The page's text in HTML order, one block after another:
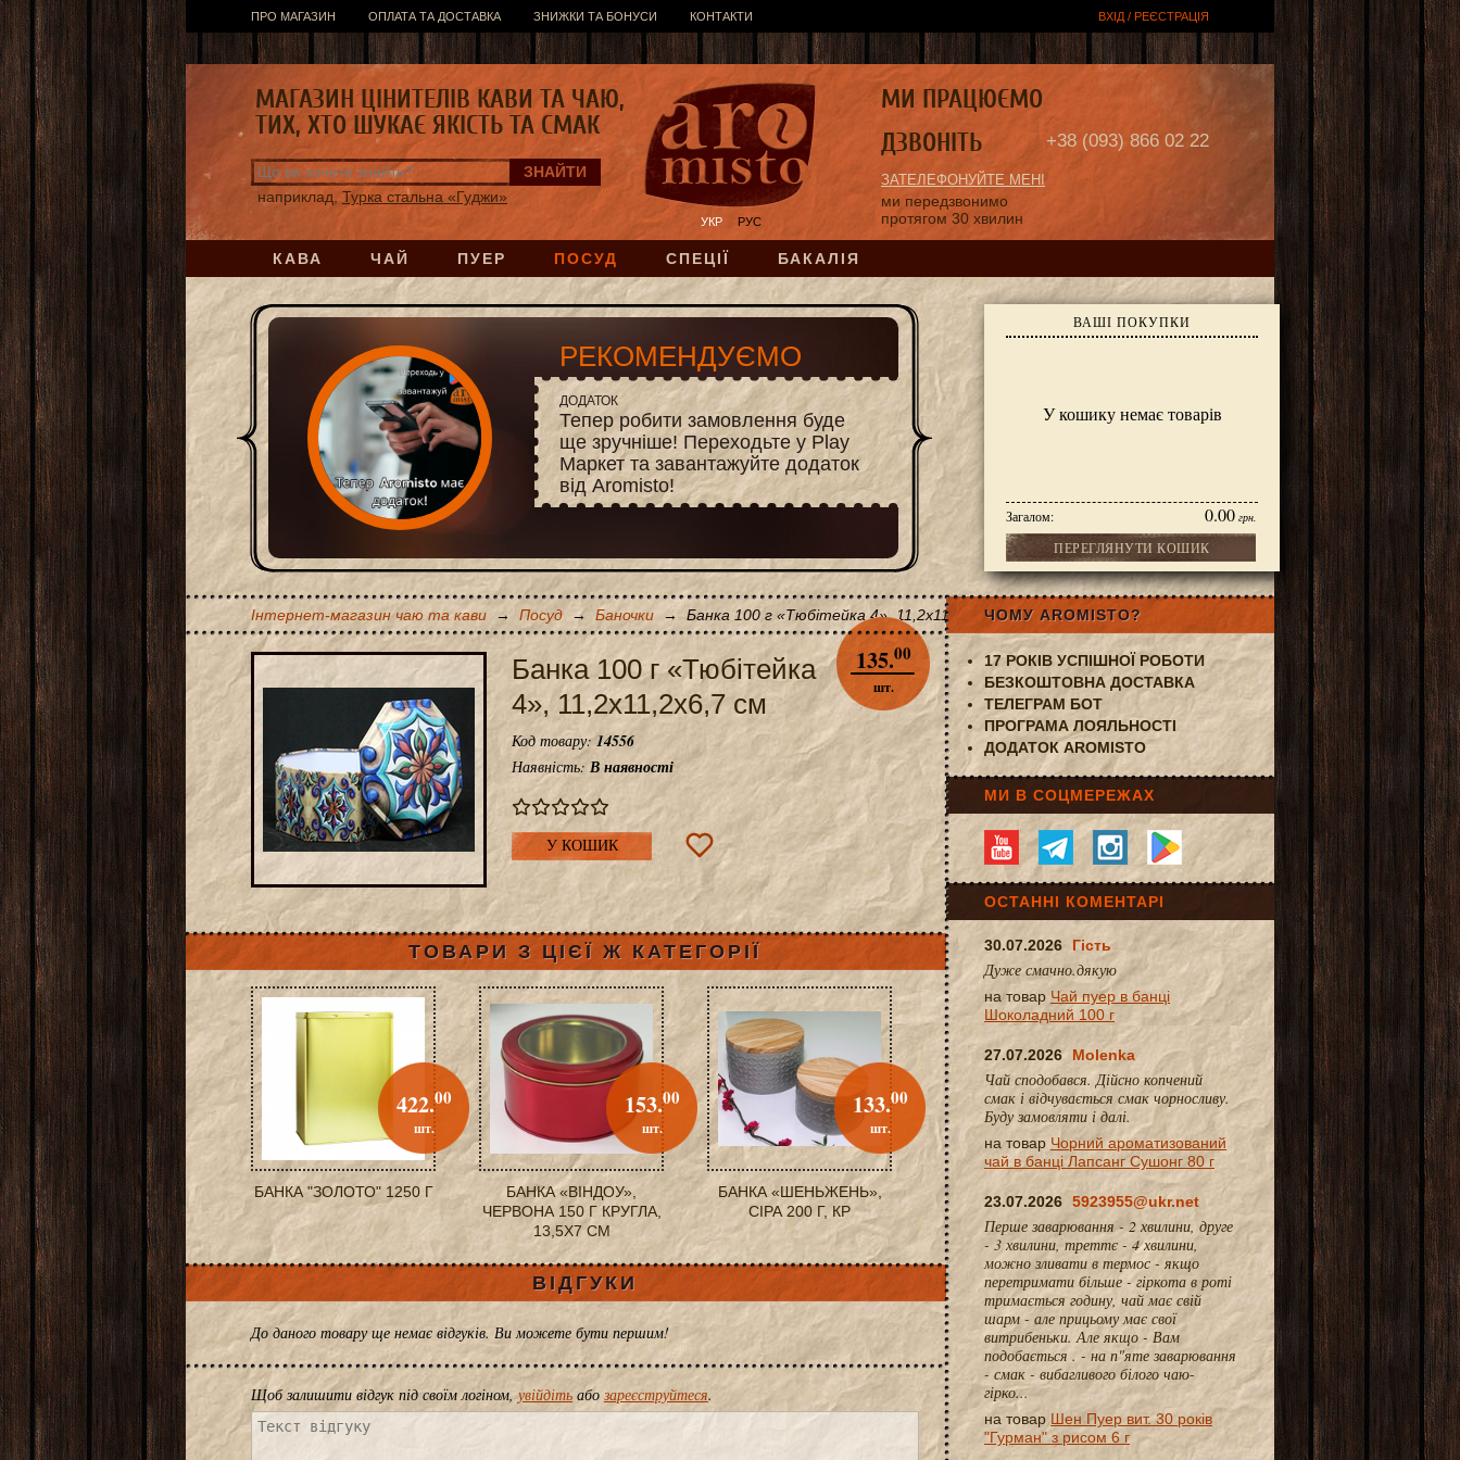
ПРО МАГАЗИН ОПЛАТА ТА ДОСТАВКА ЗНИЖКИ ТА БОНУСИ КОНТАКТИ ВХІД / РЕЄСТРАЦІЯ
КАВА ЧАЙ ПУЕР ПОСУД СПЕЦІЇ БАКАЛІЯ
УКР РУС
наприклад, Турка стальна «Гуджи»
ВАШІ ПОКУПКИ
У кошику немає товарів
Загалом: 0.00 грн.
ПЕРЕГЛЯНУТИ КОШИК
+38 (093) 866 02 22
ЗАТЕЛЕФОНУЙТЕ МЕНІ
ми передзвонимо
протягом 30 хвилин
МАГАЗИН ЦІНИТЕЛІВ КАВИ ТА ЧАЮ,
ТИХ, ХТО ШУКАЄ ЯКІСТЬ ТА СМАК
МИ ПРАЦЮЄМО
ДЗВОНІТЬ
РЕКОМЕНДУЄМО
ДОДАТОК
Тепер робити замовлення буде
ще зручніше! Переходьте у Play
Маркет та завантажуйте додаток
від Aromisto!
Інтернет-магазин чаю та кави → Посуд → Баночки → Банка 100 г «Тюбітейка 4», 11,2x11,2x6,7 см
Банка 100 г «Тюбітейка
4», 11,2x11,2x6,7 см
135.00
шт.
Код товару:14556
Наявність: В наявності
У КОШИК
ТОВАРИ З ЦІЄЇ Ж КАТЕГОРІЇ
БАНКА "ЗОЛОТО" 1250 Г
422.00
шт.
БАНКА «ВІНДОУ»,
ЧЕРВОНА 150 Г КРУГЛА,
13,5X7 СМ
153.00
шт.
БАНКА «ШЕНЬЖЕНЬ»,
СІРА 200 Г, КР
133.00
шт.
ВІДГУКИ
До даного товару ще немає відгуків. Ви можете бути першим!
Щоб залишити відгук під своїм логіном,увійдіть або зареєструйтеся.
ЧОМУ AROMISTO?
17 РОКІВ УСПІШНОЇ РОБОТИ
БЕЗКОШТОВНА ДОСТАВКА
ТЕЛЕГРАМ БОТ
ПРОГРАМА ЛОЯЛЬНОСТІ
ДОДАТОК AROMISTO
МИ В СОЦМЕРЕЖАХ
ОСТАННІ КОМЕНТАРІ
30.07.2026 Гість
Дуже смачно.дякую
на товар Чай пуер в банці
Шоколадний 100 г
27.07.2026 Molenka
Чай сподобався. Дійсно копчений
смак і відчувається смак чорносливу.
Буду замовляти і далі.
на товар Чорний ароматизований
чай в банці Лапсанг Сушонг 80 г
23.07.2026 5923955@ukr.net
Перше заварювання - 2 хвилини, друге
- 3 хвилини, треттє - 4 хвилини,
можно зливати в термос - якщо
перетримати більше - гіркота в роті
тримається годину, чай має свій
шарм - але прицьому має свої
витрибеньки. Але якщо - Вам
подобається . - на п"яте заварювання
- смак - вибагливого білого чаю-
гірко...
на товар Шен Пуер вит. 30 років
"Гурман" з рисом 6 г